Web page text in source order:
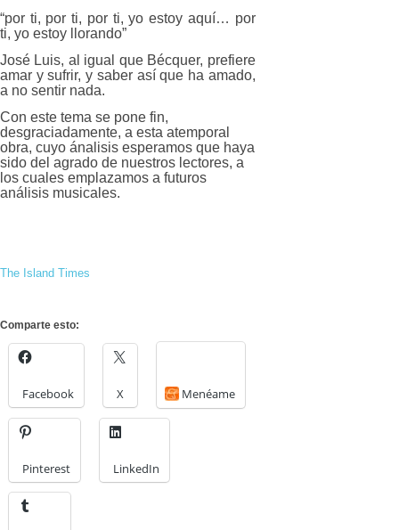
“por ti, por ti, por ti, yo estoy aquí… por
ti, yo estoy llorando”
José Luis, al igual que Bécquer, prefiere
amar y sufrir, y saber así que ha amado,
a no sentir nada.
Con este tema se pone fin,
desgraciadamente, a esta atemporal
obra, cuyo ánalisis esperamos que haya
sido del agrado de nuestros lectores, a
los cuales emplazamos a futuros
análisis musicales.
The Island Times
Comparte esto:
Facebook X Menéame
Pinterest LinkedIn